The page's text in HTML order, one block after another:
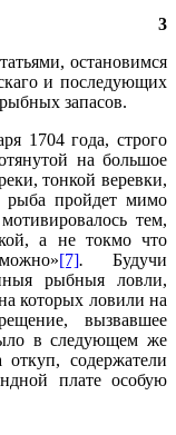
3
остановимся
и последующих
запасов.
1704 года, строго
на большое
тонкой веревки,
рыба пройдет мимо
тем,
а не токмо что
[7]. Будучи
рыбныя ловли,
которых ловили на
вызвавшее
в следующем же
содержатели
плате особую